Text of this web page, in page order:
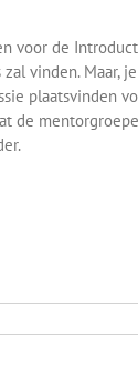
de
vinden.
plaatsvinden